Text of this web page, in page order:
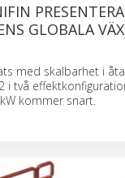
GLOBALA
med skalbarhet i
i två
kommer snart.